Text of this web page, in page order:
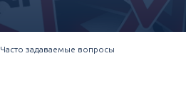
Часто задаваемые вопросы